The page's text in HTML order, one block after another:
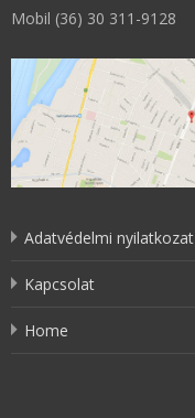
Mobil (36) 30 311-9128
Adatvédelmi nyilatkozat
Kapcsolat
Home